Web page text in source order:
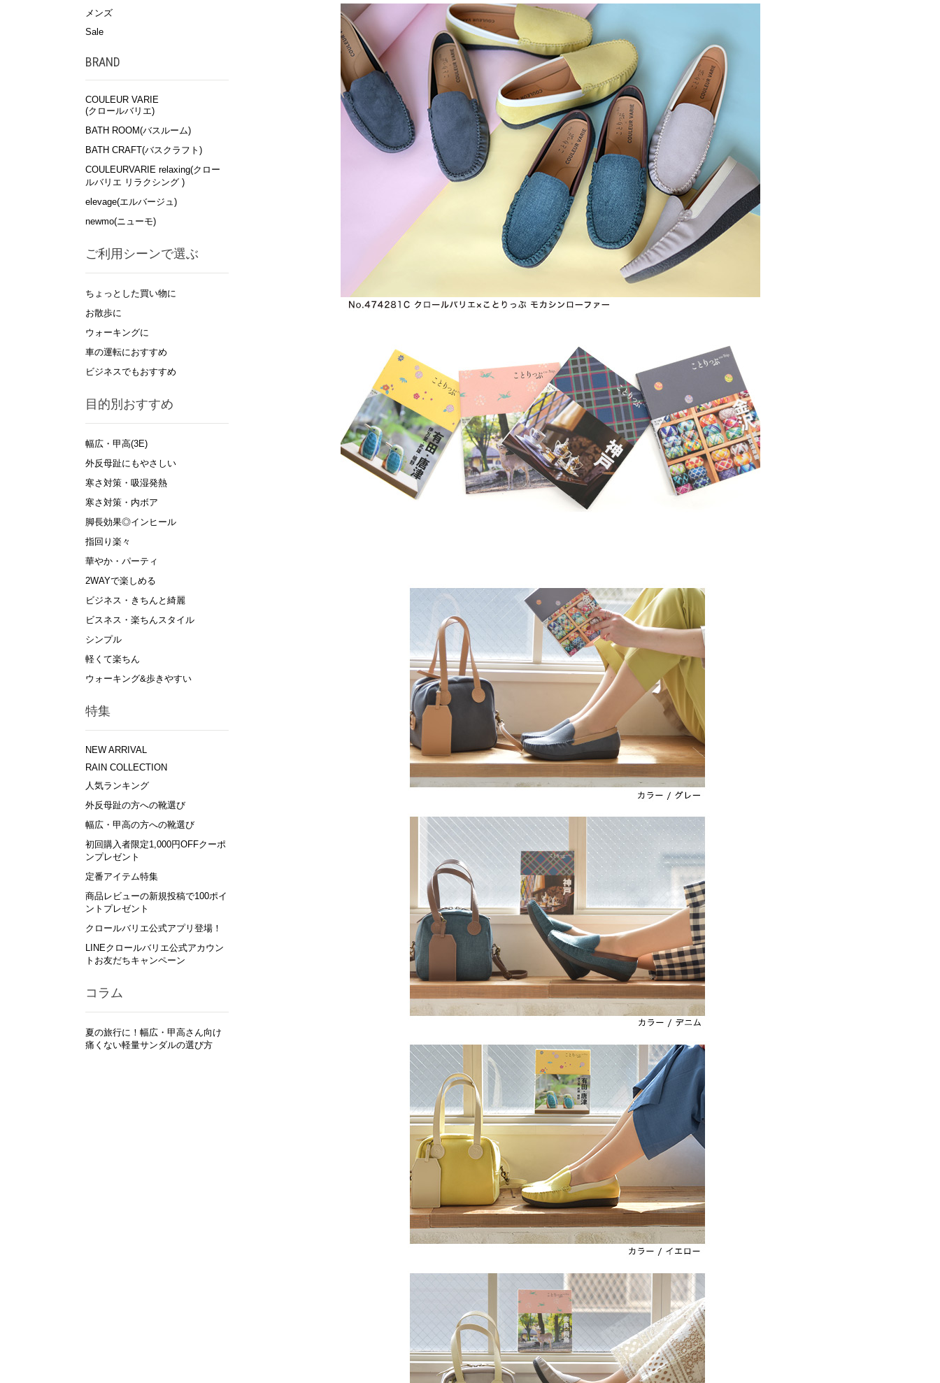
メンズ
Sale
BRAND
COULEUR VARIE
(クロールバリエ)
BATH ROOM(バスルーム)
BATH CRAFT(バスクラフト)
COULEURVARIE relaxing(クロー
ルバリエ リラクシング )
elevage(エルバージュ)
newmo(ニューモ)
ご利用シーンで選ぶ
ちょっとした買い物に
お散歩に
ウォーキングに
車の運転におすすめ
ビジネスでもおすすめ
目的別おすすめ
幅広・甲高(3E)
外反母趾にもやさしい
寒さ対策・吸湿発熱
寒さ対策・内ボア
脚長効果◎インヒール
指回り楽々
華やか・パーティ
2WAYで楽しめる
ビジネス・きちんと綺麗
ビスネス・楽ちんスタイル
シンプル
軽くて楽ちん
ウォーキング&歩きやすい
特集
NEW ARRIVAL
RAIN COLLECTION
人気ランキング
外反母趾の方への靴選び
幅広・甲高の方への靴選び
初回購入者限定1,000円OFFクーポ
ンプレゼント
定番アイテム特集
商品レビューの新規投稿で100ポイ
ントプレゼント
クロールバリエ公式アプリ登場！
LINEクロールバリエ公式アカウン
トお友だちキャンペーン
コラム
夏の旅行に！幅広・甲高さん向け
痛くない軽量サンダルの選び方